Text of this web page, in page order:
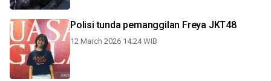
Polisi tunda pemanggilan Freya JKT48
12 March 2026 14:24 WIB